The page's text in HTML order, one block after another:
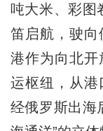
吨大米、彩图
笛启航，驶
港作为向北开
运枢纽，从港
经俄罗斯出海